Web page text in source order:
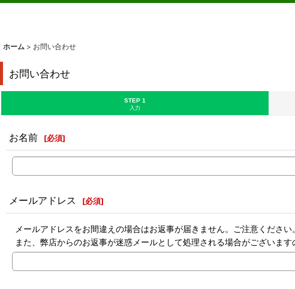
ホーム > お問い合わせ
お問い合わせ
STEP 1
入力
お名前 [必須]
メールアドレス [必須]
メールアドレスをお間違えの場合はお返事が届きません。ご注意ください。
また、弊店からのお返事が迷惑メールとして処理される場合がございま